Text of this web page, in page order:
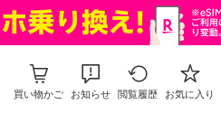
買い物かご お知らせ 閲覧履歴 お気に入り